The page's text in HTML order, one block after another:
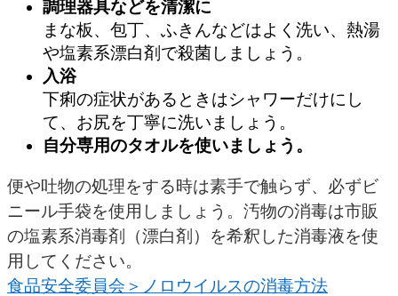
調理器具などを清潔に
まな板、包丁、ふきんなどはよく洗い、熱湯
や塩素系漂白剤で殺菌しましょう。
入浴
下痢の症状があるときはシャワーだけにし
て、お尻を丁寧に洗いましょう。
自分専用のタオルを使いましょう。
便や吐物の処理をする時は素手で触らず、必ずビ
ニール手袋を使用しましょう。汚物の消毒は市販
の塩素系消毒剤（漂白剤）を希釈した消毒液を使
用してください。
食品安全委員会＞ノロウイルスの消毒方法